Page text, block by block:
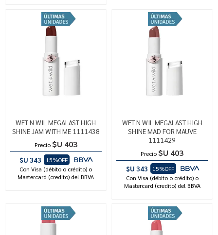
WET N WIL MEGALAST HIGH
SHINE JAM WITH ME 1111438
Precio $U 403
$U 343
15%OFF
Con Visa (débito o crédito) o
Mastercard (credito) del BBVA
WET N WIL MEGALAST HIGH
SHINE MAD FOR MAUVE
1111429
Precio $U 403
$U 343
15%OFF
Con Visa (débito o crédito) o
Mastercard (credito) del BBVA